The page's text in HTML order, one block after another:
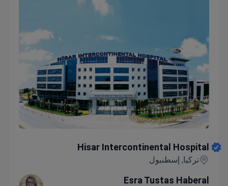
Hisar Intercontinental Hospital
تركيا, إسطنبول
Esra Tustas Haberal